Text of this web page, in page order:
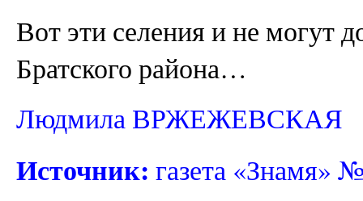
Вот эти селения и не могут
Братского района…
Людмила ВРЖЕЖЕВСКАЯ
Источник: газета «Знамя»